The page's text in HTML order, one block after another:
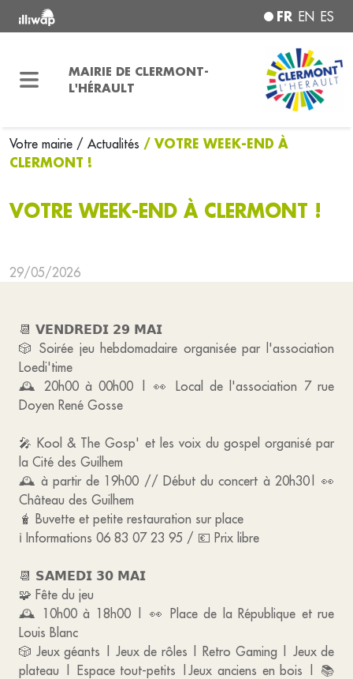
FR EN ES
MAIRIE DE CLERMONT-
L'HÉRAULT
Votre mairie / Actualités / VOTRE WEEK-END À
CLERMONT !
VOTRE WEEK-END À CLERMONT !
29/05/2026
📆 𝗩𝗘𝗡𝗗𝗥𝗘𝗗𝗜 𝟮𝟵 𝗠𝗔𝗜
🎲 Soirée jeu hebdomadaire organisée par l'association
Loedi'time
🕰️ 20h00 à 00h00 | 👀 Local de l'association 7 rue
Doyen René Gosse
🎤 Kool & The Gosp' et les voix du gospel organisé par
la Cité des Guilhem
🕰️ à partir de 19h00 // Début du concert à 20h30| 👀
Château des Guilhem
🧋 Buvette et petite restauration sur place
ℹ️ Informations 06 83 07 23 95 / 💶 Prix libre
📆 𝗦𝗔𝗠𝗘𝗗𝗜 𝟯𝟬 𝗠𝗔𝗜
🧩 Fête du jeu
🕰️ 10h00 à 18h00 | 👀 Place de la République et rue
Louis Blanc
🎲 Jeux géants | Jeux de rôles | Retro Gaming | Jeux de
plateau | Espace tout-petits |Jeux anciens en bois | 📚